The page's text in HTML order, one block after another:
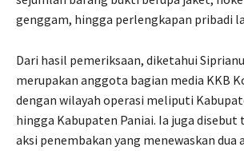
genggam, hingga perlengkapan pribadi
Dari hasil pemeriksaan, diketahui
merupakan anggota bagian media KKB
dengan wilayah operasi meliputi
hingga Kabupaten Paniai. Ia juga
aksi penembakan yang menewaskan